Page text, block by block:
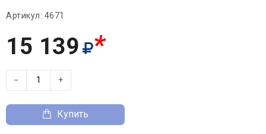
Артикул: 4671
15 139 *
− +
Купить